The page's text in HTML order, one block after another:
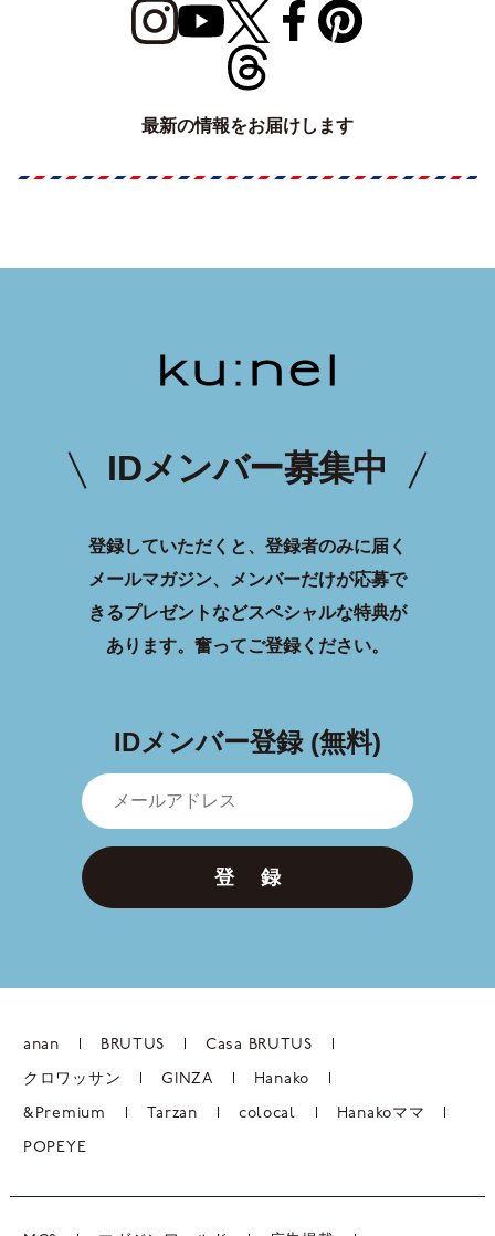
最新の情報をお届けします
IDメンバー募集中
登録していただくと、登録者のみに届く
メールマガジン、メンバーだけが応募で
きるプレゼントなどスペシャルな特典が
あります。 奮ってご登録ください。
IDメンバー登録 (無料)
登 録
anan BRUTUS Casa BRUTUS
クロワッサン GINZA Hanako
&Premium Tarzan colocal Hanakoママ
POPEYE